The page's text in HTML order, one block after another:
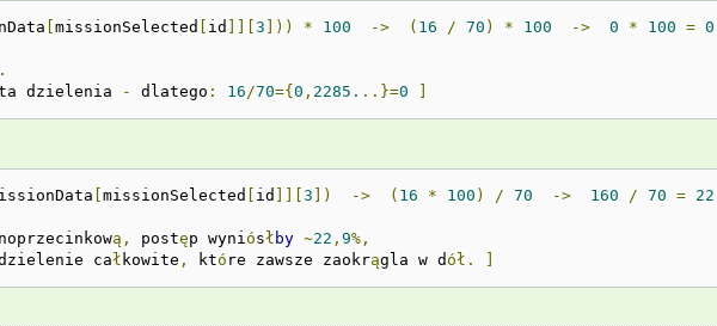
[missionSelected [ id ]][3 ])) * 100 -> ( 16 / 70 ) * 100 -> 0 * 100 = 0
.
dzielenia - dlatego : 16 /70={0 , 2285. ..}=0 ]
[missionSelected [ id ]][3 ]) -> ( 16 * 100 ) / 70 -> 160 / 70 = 22
ą, postęp wyniósł by ~22 ,9%,
cał kowite , któ re zawsze zaokrągla w dół. ]